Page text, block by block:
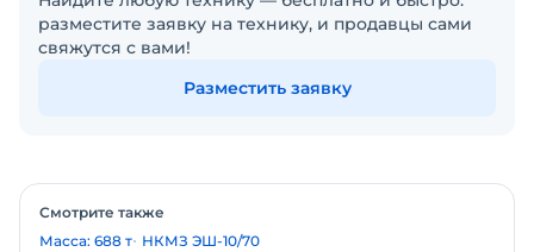
разместите заявку на технику, и продавцы сами
свяжутся с вами!
Разместить заявку
Смотрите также
Масса: 688 т НКМЗ ЭШ-10/70